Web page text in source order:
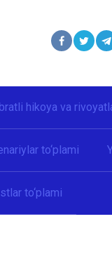
Ibratli hikoya va
to‘plami
to‘plami